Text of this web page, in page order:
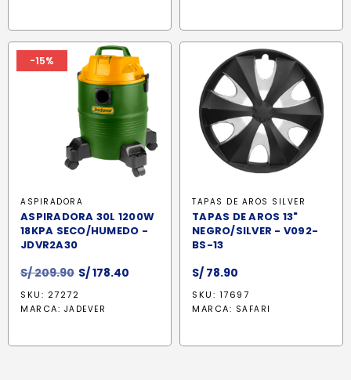
-15%
ASPIRADORA
ASPIRADORA 30L 1200W
18KPA SECO/HUMEDO -
JDVR2A30
S/209.90 El
original
S/178.40
SKU: 27272
MARCA: JADEVER
TAPAS DE AROS SILVER
TAPAS DE AROS 13"
NEGRO/SILVER - V092-
BS-13
S/ 78.90
SKU: 17697
MARCA: SAFARI